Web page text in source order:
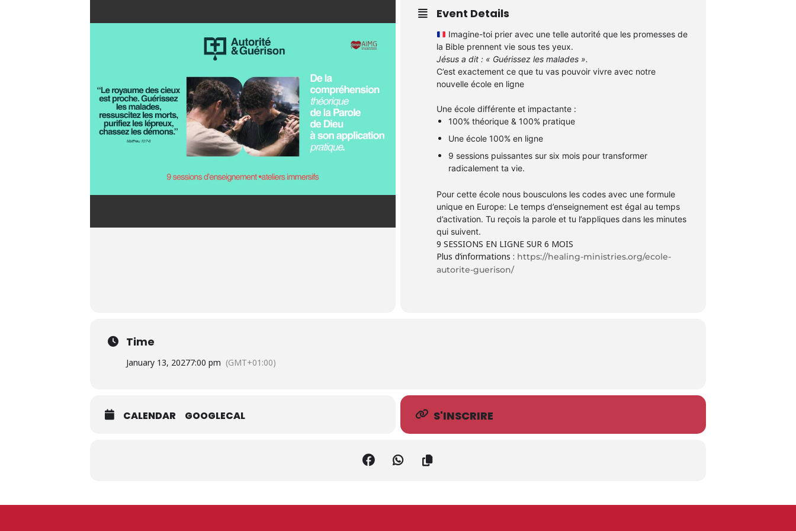
Event Details
Imagine-toi prier avec une telle autorité que les promesses de
la Bible prennent vie sous tes yeux.
Jésus a dit : « Guérissez les malades ».
C’est exactement ce que tu vas pouvoir vivre avec notre
nouvelle école en ligne
Une école différente et impactante :
100% théorique & 100% pratique
Une école 100% en ligne
9 sessions puissantes sur six mois pour transformer
radicalement ta vie.
Pour cette école nous bousculons les codes avec une formule
unique en Europe: Le temps d’enseignement est égal au temps
d’activation. Tu reçois la parole et tu l’appliques dans les minutes
qui suivent.
9 SESSIONS EN LIGNE SUR 6 MOIS
Plus d’informations : https://healing-ministries.org/ecole-
autorite-guerison/
Time
January 13, 20277:00 pm (GMT+01:00)
CALENDAR GOOGLECAL S'INSCRIRE